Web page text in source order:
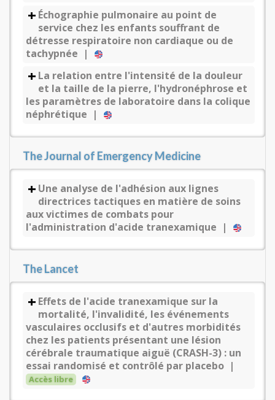
Échographie pulmonaire au point de
service chez les enfants souffrant de
détresse respiratoire non cardiaque ou de
tachypnée |
La relation entre l'intensité de la douleur
et la taille de la pierre, l'hydronéphrose et
les paramètres de laboratoire dans la colique
néphrétique |
The Journal of Emergency Medicine
Une analyse de l'adhésion aux lignes
directrices tactiques en matière de soins
aux victimes de combats pour
l'administration d'acide tranexamique |
The Lancet
Effets de l'acide tranexamique sur la
mortalité, l'invalidité, les événements
vasculaires occlusifs et d'autres morbidités
chez les patients présentant une lésion
cérébrale traumatique aiguë (CRASH-3) : un
essai randomisé et contrôlé par placebo |
Accès libre